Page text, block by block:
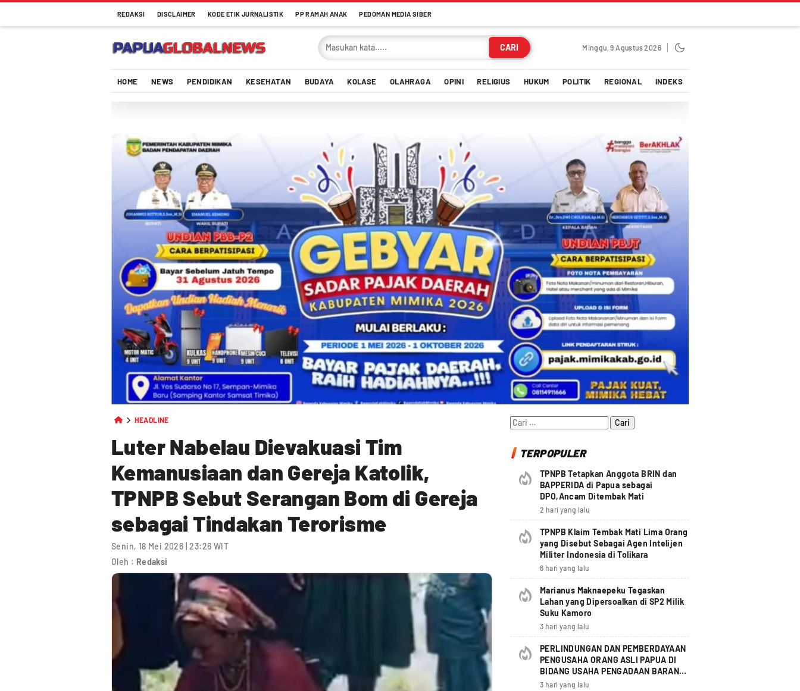
REDAKSI DISCLAIMER KODE ETIK JURNALISTIK PP RAMAH ANAK PEDOMAN MEDIA SIBER
CARI Minggu, 9 Agustus 2026
HOME NEWS PENDIDIKAN KESEHATAN BUDAYA KOLASE OLAHRAGA OPINI RELIGIUS HUKUM POLITIK REGIONAL INDEKS
HEADLINE
Luter Nabelau Dievakuasi Tim
Kemanusiaan dan Gereja Katolik,
TPNPB Sebut Serangan Bom di Gereja
sebagai Tindakan Terorisme
Senin, 18 Mei 2026 | 23:26 WIT
Oleh : Redaksi
Cari
untuk:
TERPOPULER
TPNPB Tetapkan Anggota BRIN dan
BAPPERIDA di Papua sebagai
DPO,Ancam Ditembak Mati
2 hari yang lalu
TPNPB Klaim Tembak Mati Lima Orang
yang Disebut Sebagai Agen Intelijen
Militer Indonesia di Tolikara
6 hari yang lalu
Marianus Maknaepeku Tegaskan
Lahan yang Dipersoalkan di SP2 Milik
Suku Kamoro
3 hari yang lalu
PERLINDUNGAN DAN PEMBERDAYAAN
PENGUSAHA ORANG ASLI PAPUA DI
BIDANG USAHA PENGADAAN BARANG
DAN JASA
3 hari yang lalu